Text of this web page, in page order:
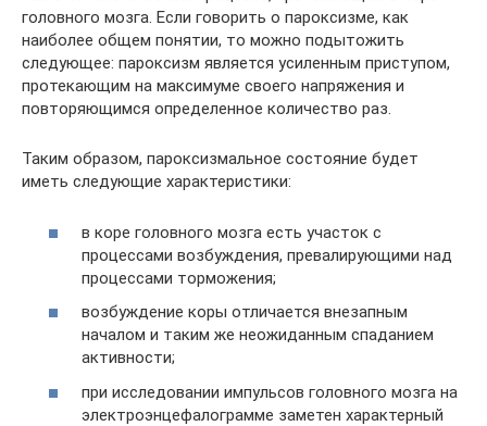
головного мозга. Если говорить о пароксизме, как
наиболее общем понятии, то можно подытожить
следующее: пароксизм является усиленным приступом,
протекающим на максимуме своего напряжения и
повторяющимся определенное количество раз.
Таким образом, пароксизмальное состояние будет
иметь следующие характеристики:
в коре головного мозга есть участок с
процессами возбуждения, превалирующими над
процессами торможения;
возбуждение коры отличается внезапным
началом и таким же неожиданным спаданием
активности;
при исследовании импульсов головного мозга на
электроэнцефалограмме заметен характерный